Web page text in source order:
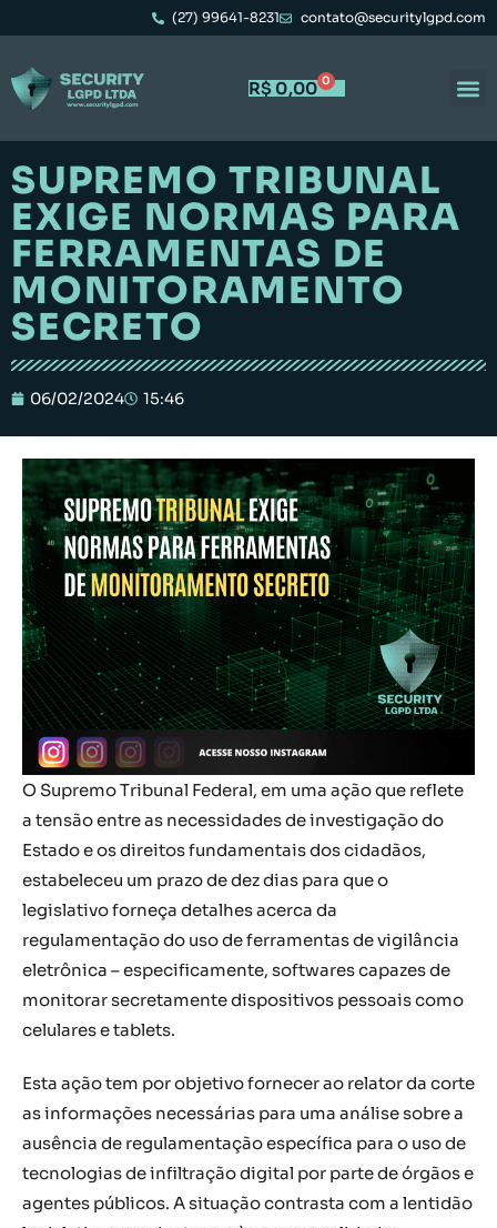
(27) 99641-8231 contato@securitylgpd.com
R$ 0,00 0
SUPREMO TRIBUNAL
EXIGE NORMAS PARA
FERRAMENTAS DE
MONITORAMENTO
SECRETO
06/02/2024 15:46
O Supremo Tribunal Federal, em uma ação que reflete
a tensão entre as necessidades de investigação do
Estado e os direitos fundamentais dos cidadãos,
estabeleceu um prazo de dez dias para que o
legislativo forneça detalhes acerca da
regulamentação do uso de ferramentas de vigilância
eletrônica – especificamente, softwares capazes de
monitorar secretamente dispositivos pessoais como
celulares e tablets.
Esta ação tem por objetivo fornecer ao relator da corte
as informações necessárias para uma análise sobre a
ausência de regulamentação específica para o uso de
tecnologias de infiltração digital por parte de órgãos e
agentes públicos. A situação contrasta com a lentidão